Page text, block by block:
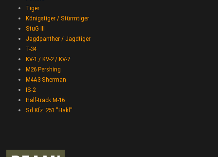
Tiger
Königstiger / Stürmtiger
StuG III
Jagdpanther / Jagdtiger
T-34
KV-1 / KV-2 / KV-7
M26 Pershing
M4A3 Sherman
IS-2
Half-track M-16
Sd.Kfz. 251 "Hakl"